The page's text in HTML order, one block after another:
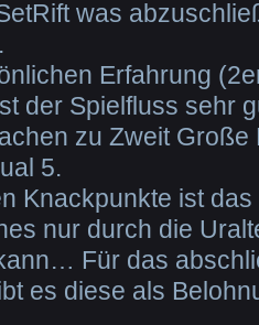
was
Erfahrung
der Spielfluss sehr
zu Zweit
5.
Knackpunkte ist
nur durch die
Für das
es diese als